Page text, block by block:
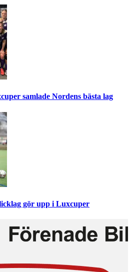
samlade Nordens bästa lag
gör upp i Luxcuper